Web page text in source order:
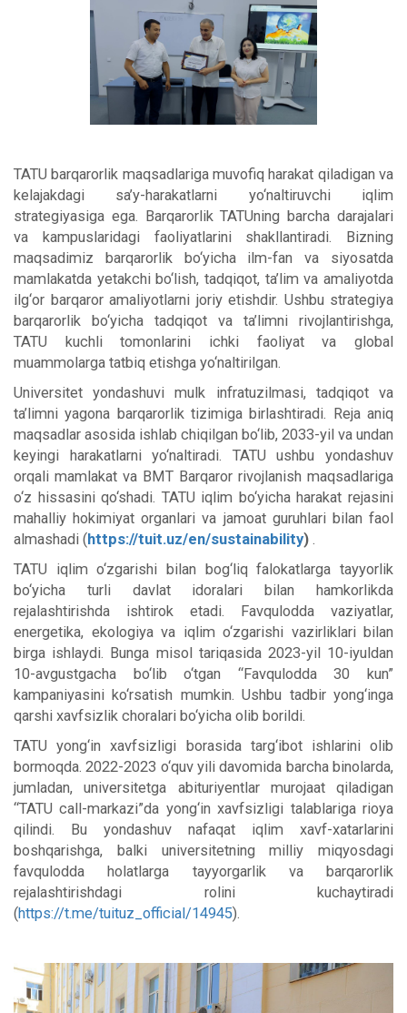
TATU barqarorlik maqsadlariga muvofiq harakat qiladigan va
kelajakdagi sa’y-harakatlarni yo‘naltiruvchi iqlim
strategiyasiga ega. Barqarorlik TATUning barcha darajalari
va kampuslaridagi faoliyatlarini shakllantiradi. Bizning
maqsadimiz barqarorlik bo‘yicha ilm-fan va siyosatda
mamlakatda yetakchi bo‘lish, tadqiqot, ta’lim va amaliyotda
ilg‘or barqaror amaliyotlarni joriy etishdir. Ushbu strategiya
barqarorlik bo‘yicha tadqiqot va ta’limni rivojlantirishga,
TATU kuchli tomonlarini ichki faoliyat va global
muammolarga tatbiq etishga yo‘naltirilgan.
Universitet yondashuvi mulk infratuzilmasi, tadqiqot va
ta’limni yagona barqarorlik tizimiga birlashtiradi. Reja aniq
maqsadlar asosida ishlab chiqilgan bo‘lib, 2033-yil va undan
keyingi harakatlarni yo‘naltiradi. TATU ushbu yondashuv
orqali mamlakat va BMT Barqaror rivojlanish maqsadlariga
o‘z hissasini qo‘shadi. TATU iqlim bo‘yicha harakat rejasini
mahalliy hokimiyat organlari va jamoat guruhlari bilan faol
almashadi (https://tuit.uz/en/sustainability)
TATU iqlim o‘zgarishi bilan bog‘liq falokatlarga tayyorlik
bo‘yicha turli davlat idoralari bilan hamkorlikda
rejalashtirishda ishtirok etadi. Favqulodda vaziyatlar,
energetika, ekologiya va iqlim o‘zgarishi vazirliklari bilan
birga ishlaydi. Bunga misol tariqasida 2023-yil 10-iyuldan
10-avgustgacha bo‘lib o‘tgan “Favqulodda 30 kun”
kampaniyasini ko‘rsatish mumkin. Ushbu tadbir yong‘inga
qarshi xavfsizlik choralari bo‘yicha olib borildi.
TATU yong‘in xavfsizligi borasida targ‘ibot ishlarini olib
bormoqda. 2022-2023 o‘quv yili davomida barcha binolarda,
jumladan, universitetga abituriyentlar murojaat qiladigan
“TATU call-markazi”da yong‘in xavfsizligi talablariga rioya
qilindi. Bu yondashuv nafaqat iqlim xavf-xatarlarini
boshqarishga, balki universitetning milliy miqyosdagi
favqulodda holatlarga tayyorgarlik va barqarorlik
rejalashtirishdagi rolini kuchaytiradi
(https://t.me/tuituz_official/14945).